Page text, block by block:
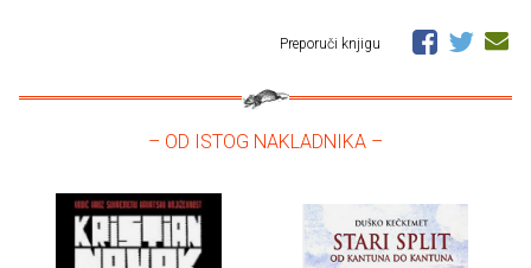
Preporuči knjigu
– OD ISTOG NAKLADNIKA –